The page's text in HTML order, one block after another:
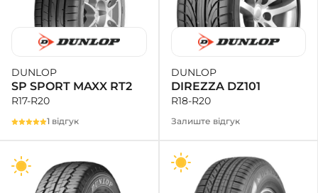
DUNLOP
SP SPORT MAXX RT2
R17-R20
1 відгук
DUNLOP
DIREZZA DZ101
R18-R20
Залиште відгук